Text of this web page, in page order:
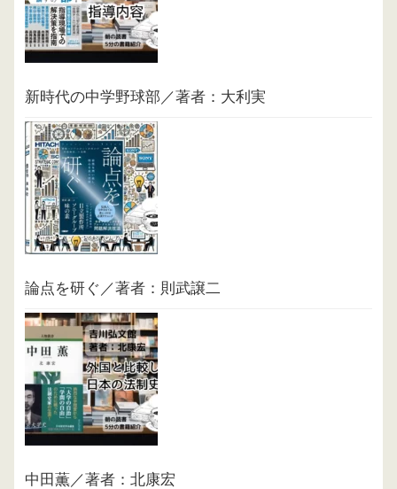
新時代の中学野球部／著者：大利実
論点を研ぐ／著者：則武譲二
中田薫／著者：北康宏